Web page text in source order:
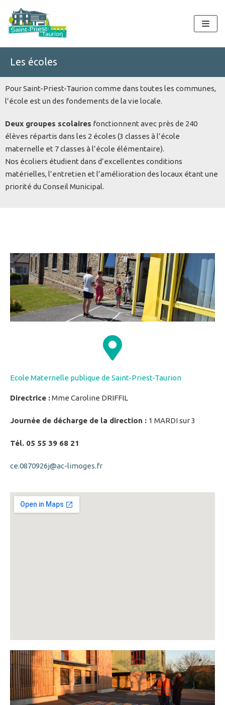
Aller
au
contenu
Les écoles
Pour Saint-Priest-Taurion comme dans toutes les communes,
l’école est un des fondements de la vie locale.
Deux groupes scolaires fonctionnent avec près de 240
élèves répartis dans les 2 écoles (3 classes à l’école
maternelle et 7 classes à l’école élémentaire).
Nos écoliers étudient dans d’excellentes conditions
matérielles, l’entretien et l’amélioration des locaux étant une
priorité du Conseil Municipal.
Ecole Maternelle publique de Saint-Priest-Taurion
Directrice :Mme Caroline DRIFFIL
Journée de décharge de la direction : 1 MARDI sur 3
Tél. 05 55 39 68 21
ce.0870926j@ac-limoges.fr